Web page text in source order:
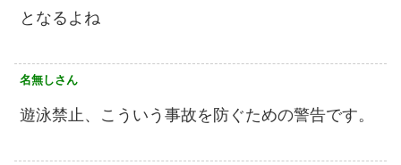
となるよね
名無しさん
遊泳禁止、こういう事故を防ぐための警告です。